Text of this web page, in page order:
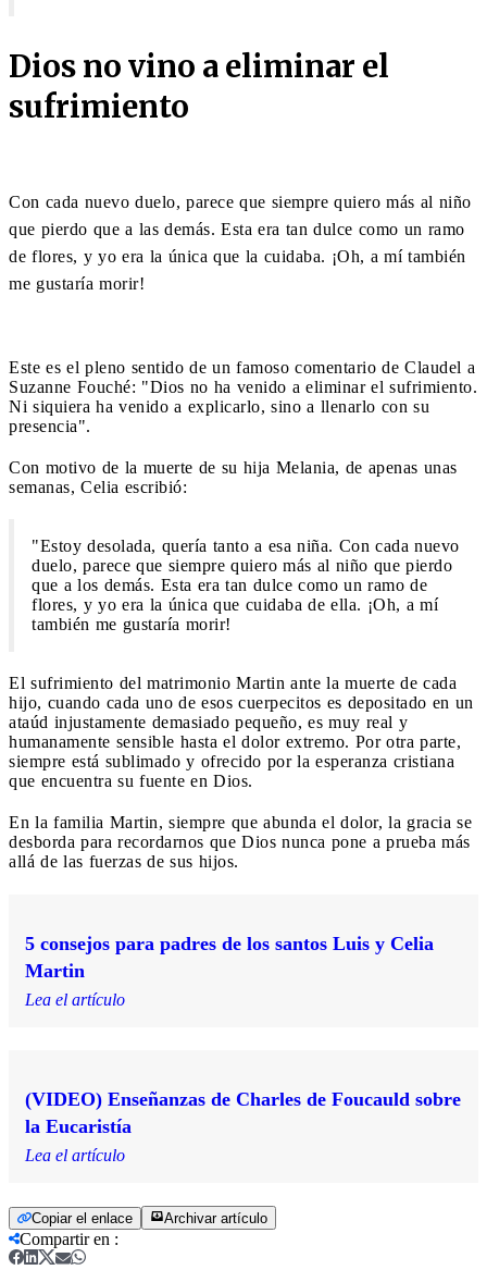
Dios no vino a eliminar el
sufrimiento
Con cada nuevo duelo, parece que siempre quiero más al niño
que pierdo que a las demás. Esta era tan dulce como un ramo
de flores, y yo era la única que la cuidaba. ¡Oh, a mí también
me gustaría morir!
Este es el pleno sentido de un famoso comentario de Claudel a
Suzanne Fouché: "Dios no ha venido a eliminar el sufrimiento.
Ni siquiera ha venido a explicarlo, sino a llenarlo con su
presencia".
Con motivo de la muerte de su hija Melania, de apenas unas
semanas, Celia escribió:
"Estoy desolada, quería tanto a esa niña. Con cada nuevo
duelo, parece que siempre quiero más al niño que pierdo
que a los demás. Esta era tan dulce como un ramo de
flores, y yo era la única que cuidaba de ella. ¡Oh, a mí
también me gustaría morir!
El sufrimiento del matrimonio Martin ante la muerte de cada
hijo, cuando cada uno de esos cuerpecitos es depositado en un
ataúd injustamente demasiado pequeño, es muy real y
humanamente sensible hasta el dolor extremo. Por otra parte,
siempre está sublimado y ofrecido por la esperanza cristiana
que encuentra su fuente en Dios.
En la familia Martin, siempre que abunda el dolor, la gracia se
desborda para recordarnos que Dios nunca pone a prueba más
allá de las fuerzas de sus hijos.
5 consejos para padres de los santos Luis y Celia
Martin
Lea el artículo
(VIDEO) Enseñanzas de Charles de Foucauld sobre
la Eucaristía
Lea el artículo
Copiar el enlace Archivar artículo
Compartir en :